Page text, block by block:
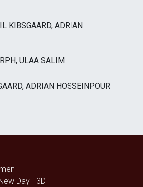
KIBSGAARD, ADRIAN
ULAA SALIM
ADRIAN HOSSEINPOUR
Day - 3D